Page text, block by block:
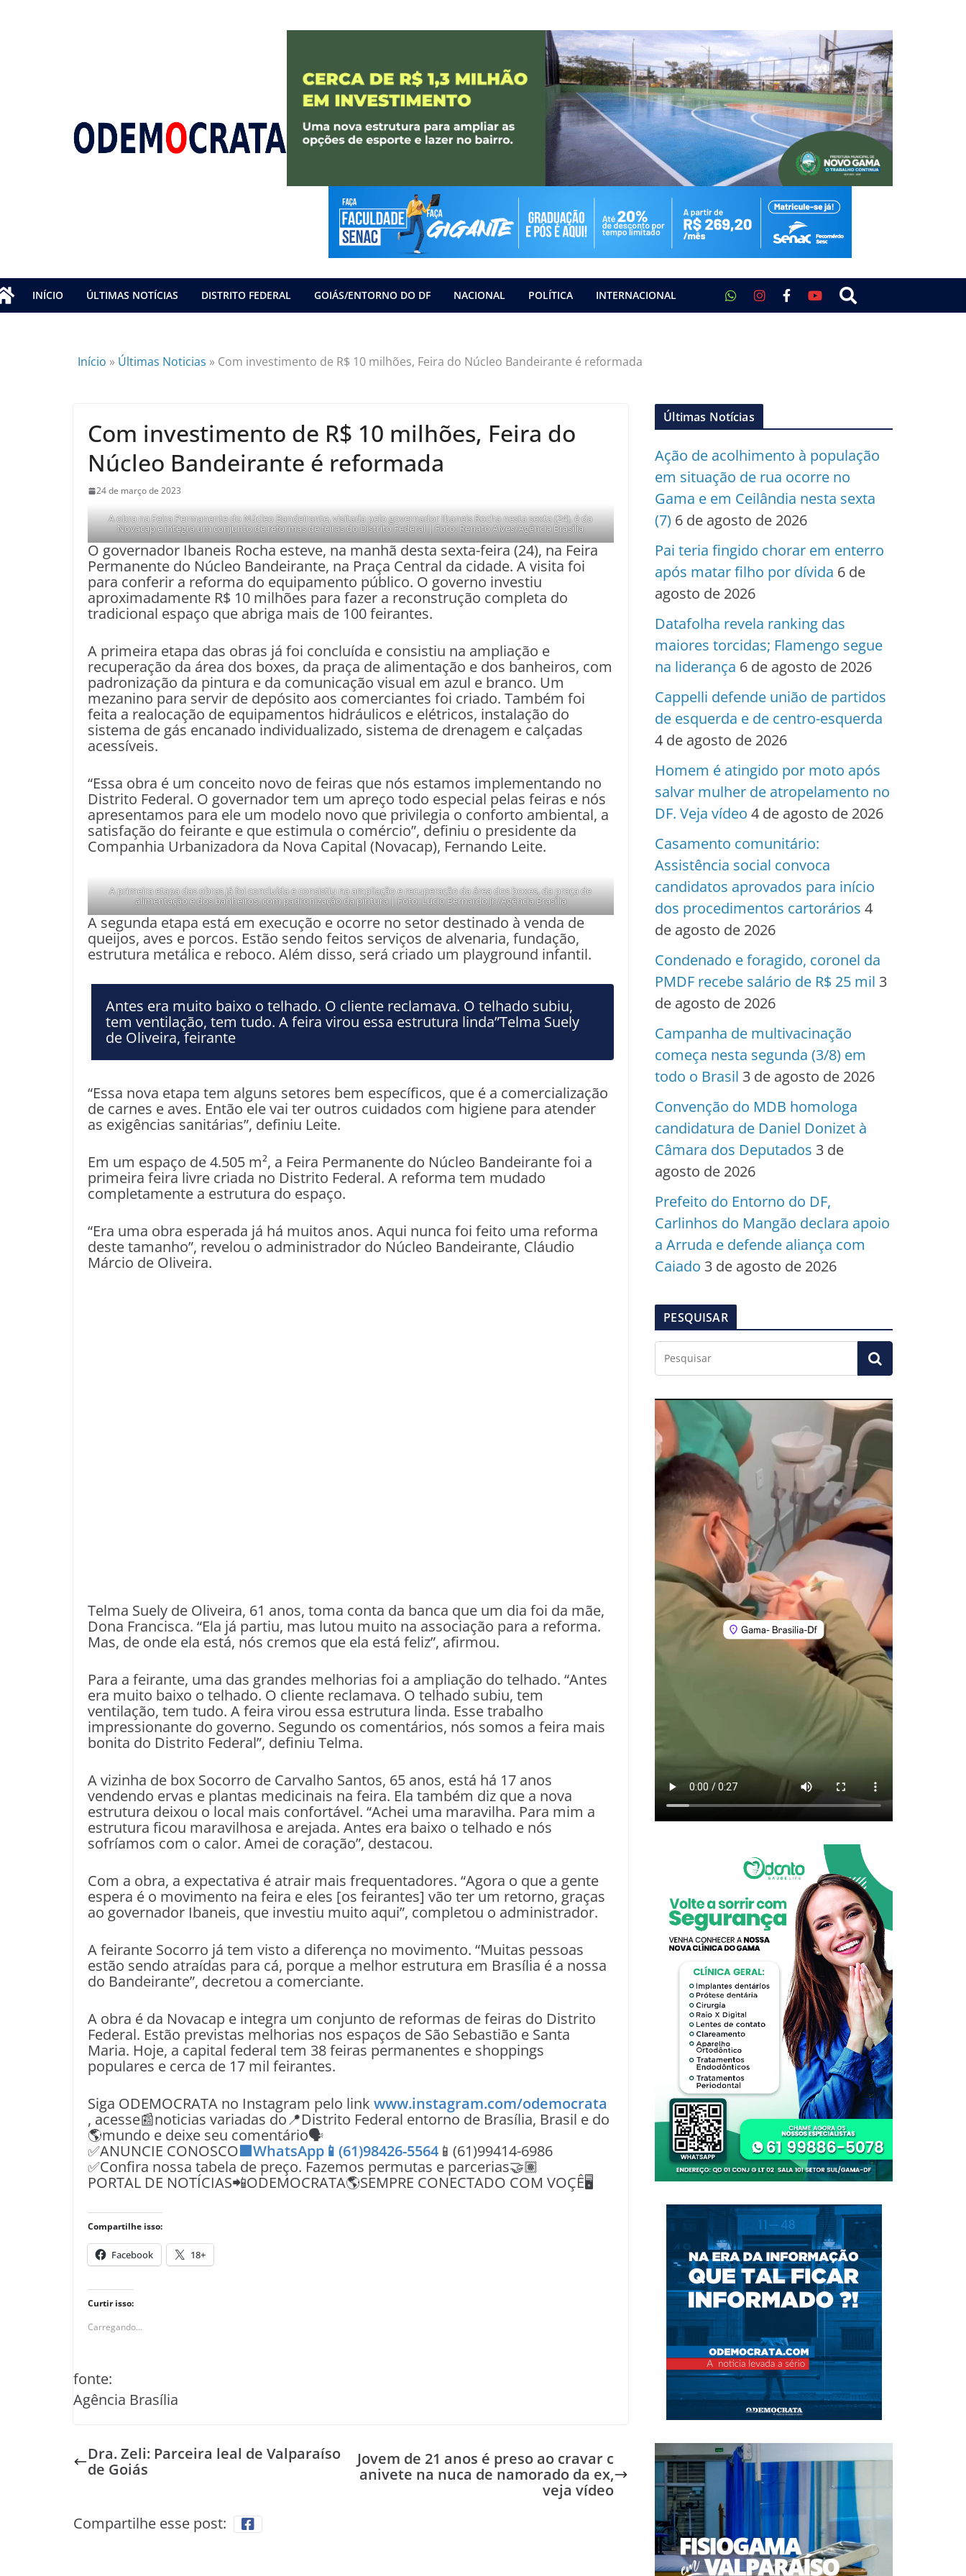
INÍCIO ÚLTIMAS NOTÍCIAS DISTRITO FEDERAL GOIÁS/ENTORNO DO DF NACIONAL POLÍTICA INTERNACIONAL
Início » Últimas Noticias » Com investimento de R$ 10 milhões, Feira do Núcleo Bandeirante é reformada
Com investimento de R$ 10 milhões, Feira do
Núcleo Bandeirante é reformada
24 de março de 2023
A obra na Feira Permanente do Núcleo Bandeirante, visitada pelo governador Ibaneis Rocha nesta sexta (24), é da
Novacap e integra um conjunto de reformas de feiras do Distrito Federal | Foto: Renato Alves/Agência Brasília
O governador Ibaneis Rocha esteve, na manhã desta sexta-feira (24), na Feira
Permanente do Núcleo Bandeirante, na Praça Central da cidade. A visita foi
para conferir a reforma do equipamento público. O governo investiu
aproximadamente R$ 10 milhões para fazer a reconstrução completa do
tradicional espaço que abriga mais de 100 feirantes.
A primeira etapa das obras já foi concluída e consistiu na ampliação e
recuperação da área dos boxes, da praça de alimentação e dos banheiros, com
padronização da pintura e da comunicação visual em azul e branco. Um
mezanino para servir de depósito aos comerciantes foi criado. Também foi
feita a realocação de equipamentos hidráulicos e elétricos, instalação do
sistema de gás encanado individualizado, sistema de drenagem e calçadas
acessíveis.
“Essa obra é um conceito novo de feiras que nós estamos implementando no
Distrito Federal. O governador tem um apreço todo especial pelas feiras e nós
apresentamos para ele um modelo novo que privilegia o conforto ambiental, a
satisfação do feirante e que estimula o comércio”, definiu o presidente da
Companhia Urbanizadora da Nova Capital (Novacap), Fernando Leite.
A primeira etapa das obras já foi concluída e consistiu na ampliação e recuperação da área dos boxes, da praça de
alimentação e dos banheiros, com padronização da pintura | Foto: Lúcio Bernardo Jr./Agência Brasília
A segunda etapa está em execução e ocorre no setor destinado à venda de
queijos, aves e porcos. Estão sendo feitos serviços de alvenaria, fundação,
estrutura metálica e reboco. Além disso, será criado um playground infantil.
Antes era muito baixo o telhado. O cliente reclamava. O telhado subiu,
tem ventilação, tem tudo. A feira virou essa estrutura linda”Telma Suely
de Oliveira, feirante
“Essa nova etapa tem alguns setores bem específicos, que é a comercialização
de carnes e aves. Então ele vai ter outros cuidados com higiene para atender
as exigências sanitárias”, definiu Leite.
Em um espaço de 4.505 m², a Feira Permanente do Núcleo Bandeirante foi a
primeira feira livre criada no Distrito Federal. A reforma tem mudado
completamente a estrutura do espaço.
“Era uma obra esperada já há muitos anos. Aqui nunca foi feito uma reforma
deste tamanho”, revelou o administrador do Núcleo Bandeirante, Cláudio
Márcio de Oliveira.
Telma Suely de Oliveira, 61 anos, toma conta da banca que um dia foi da mãe,
Dona Francisca. “Ela já partiu, mas lutou muito na associação para a reforma.
Mas, de onde ela está, nós cremos que ela está feliz”, afirmou.
Para a feirante, uma das grandes melhorias foi a ampliação do telhado. “Antes
era muito baixo o telhado. O cliente reclamava. O telhado subiu, tem
ventilação, tem tudo. A feira virou essa estrutura linda. Esse trabalho
impressionante do governo. Segundo os comentários, nós somos a feira mais
bonita do Distrito Federal”, definiu Telma.
A vizinha de box Socorro de Carvalho Santos, 65 anos, está há 17 anos
vendendo ervas e plantas medicinais na feira. Ela também diz que a nova
estrutura deixou o local mais confortável. “Achei uma maravilha. Para mim a
estrutura ficou maravilhosa e arejada. Antes era baixo o telhado e nós
sofríamos com o calor. Amei de coração”, destacou.
Com a obra, a expectativa é atrair mais frequentadores. “Agora o que a gente
espera é o movimento na feira e eles [os feirantes] vão ter um retorno, graças
ao governador Ibaneis, que investiu muito aqui”, completou o administrador.
A feirante Socorro já tem visto a diferença no movimento. “Muitas pessoas
estão sendo atraídas para cá, porque a melhor estrutura em Brasília é a nossa
do Bandeirante”, decretou a comerciante.
A obra é da Novacap e integra um conjunto de reformas de feiras do Distrito
Federal. Estão previstas melhorias nos espaços de São Sebastião e Santa
Maria. Hoje, a capital federal tem 38 feiras permanentes e shoppings
populares e cerca de 17 mil feirantes.
Siga ODEMOCRATA no Instagram pelo link www.instagram.com/odemocrata
, acesse📰noticias variadas do📍Distrito Federal entorno de Brasília, Brasil e do
🌎mundo e deixe seu comentário🗣
✅ANUNCIE CONOSCO🟩WhatsApp📱(61)98426-5564 📱(61)99414-6986
✅Confira nossa tabela de preço. Fazemos permutas e parcerias🤝🏽
PORTAL DE NOTÍCIAS📲ODEMOCRATA🌎SEMPRE CONECTADO COM VOÇÊ🖥️
Compartilhe isso:
Facebook 18+
Curtir isso:
Carregando...
fonte:
Agência Brasília
Dra. Zeli: Parceira leal de Valparaíso
de Goiás
Jovem de 21 anos é preso ao cravar c
anivete na nuca de namorado da ex,
veja vídeo
Compartilhe esse post:
Últimas Notícias
Ação de acolhimento à população
em situação de rua ocorre no
Gama e em Ceilândia nesta sexta
(7) 6 de agosto de 2026
Pai teria fingido chorar em enterro
após matar filho por dívida 6 de
agosto de 2026
Datafolha revela ranking das
maiores torcidas; Flamengo segue
na liderança 6 de agosto de 2026
Cappelli defende união de partidos
de esquerda e de centro-esquerda
4 de agosto de 2026
Homem é atingido por moto após
salvar mulher de atropelamento no
DF. Veja vídeo 4 de agosto de 2026
Casamento comunitário:
Assistência social convoca
candidatos aprovados para início
dos procedimentos cartorários 4
de agosto de 2026
Condenado e foragido, coronel da
PMDF recebe salário de R$ 25 mil 3
de agosto de 2026
Campanha de multivacinação
começa nesta segunda (3/8) em
todo o Brasil 3 de agosto de 2026
Convenção do MDB homologa
candidatura de Daniel Donizet à
Câmara dos Deputados 3 de
agosto de 2026
Prefeito do Entorno do DF,
Carlinhos do Mangão declara apoio
a Arruda e defende aliança com
Caiado 3 de agosto de 2026
PESQUISAR